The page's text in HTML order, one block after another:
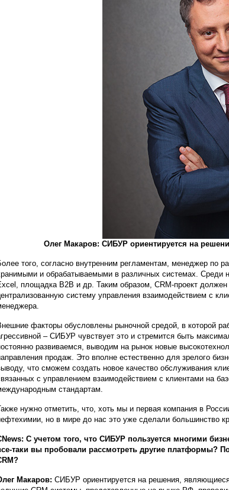
Олег Макаров: СИБУР ориентируется на
того, согласно внутренним регламентам, менеджер по
и обрабатываемыми в различных системах. Среди
площадка B2B и др. Таким образом, СRM-проект
систему управления взаимодействием с
факторы обусловлены рыночной средой, в которой
– СИБУР чувствует это и стремится быть
развиваемся, выводим на рынок новые
продаж. Это вполне естественно для зрелого
что сможем создать новое качество обслуживания
с управлением взаимодействием с клиентами на
стандартам.
нужно отметить, что, хоть мы и первая компания в
но в мире до нас это уже сделали большинство
С учетом того, что СИБУР пользуется многими
таки вы пробовали рассмотреть другие платформы?
Макаров: СИБУР ориентируется на решения,